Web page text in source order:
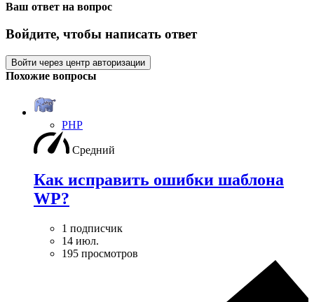
Ваш ответ на вопрос
Войдите, чтобы написать ответ
Войти через центр авторизации
Похожие вопросы
PHP
Средний
Как исправить ошибки шаблона
WP?
1 подписчик
14 июл.
195 просмотров